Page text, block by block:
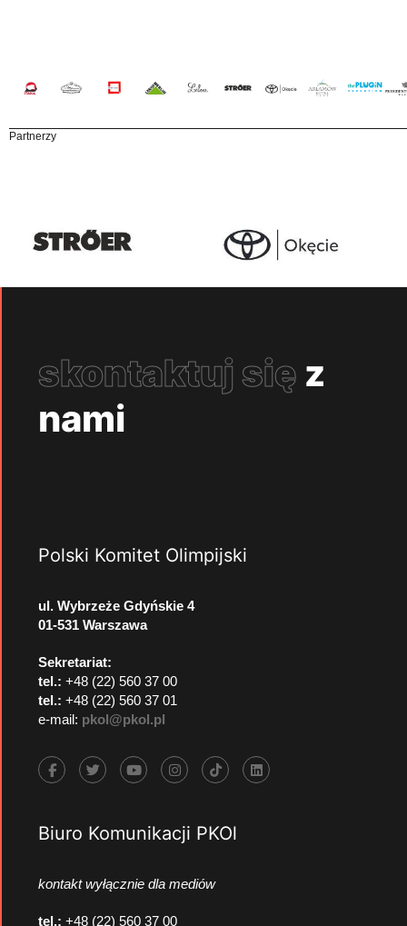
Partnerzy
skontaktuj się z
nami
Polski Komitet Olimpijski
ul. Wybrzeże Gdyńskie 4
01-531 Warszawa
Sekretariat:
tel.: +48 (22) 560 37 00
tel.: +48 (22) 560 37 01
e-mail: pkol@pkol.pl
Biuro Komunikacji PKOl
kontakt wyłącznie dla mediów
tel.: +48 (22) 560 37 00